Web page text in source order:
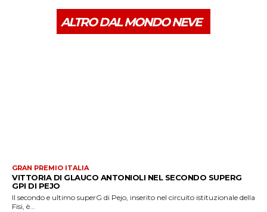
ALTRO DAL MONDO NEVE
GRAN PREMIO ITALIA
VITTORIA DI GLAUCO ANTONIOLI NEL SECONDO SUPERG
GPI DI PEJO
Il secondo e ultimo superG di Pejo, inserito nel circuito istituzionale della
Fisi, è...